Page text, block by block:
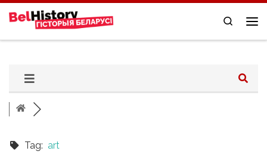
Skip to content
Search
Tag: art